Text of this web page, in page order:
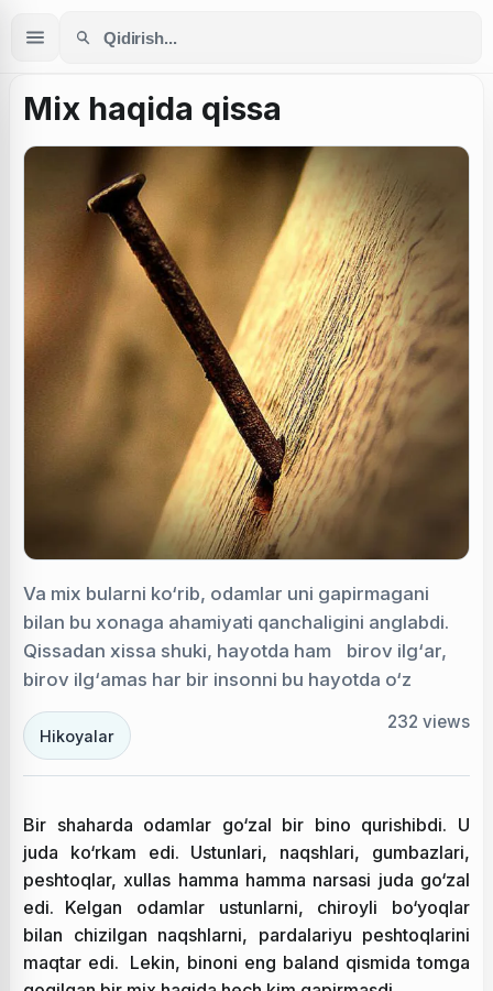
Mix haqida qissa
Va mix bularni ko‘rib, odamlar uni gapirmagani
bilan bu xonaga ahamiyati qanchaligini anglabdi.
Qissadan xissa shuki, hayotda ham birov ilg‘ar,
birov ilg‘amas har bir insonni bu hayotda o‘z
Hikoyalar
232 views
Bir shaharda odamlar go‘zal bir bino qurishibdi. U
juda ko‘rkam edi. Ustunlari, naqshlari, gumbazlari,
peshtoqlar, xullas hamma hamma narsasi juda go‘zal
edi. Kelgan odamlar ustunlarni, chiroyli bo‘yoqlar
bilan chizilgan naqshlarni, pardalariyu peshtoqlarini
maqtar edi. Lekin, binoni eng baland qismida tomga